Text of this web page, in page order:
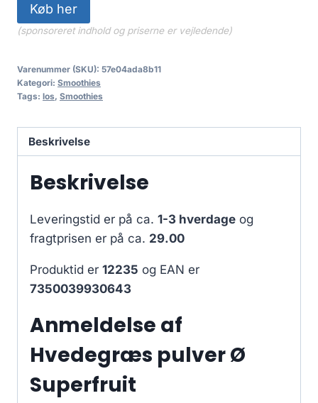
Køb her
(sponsoreret indhold og priserne er vejledende)
Varenummer (SKU): 57e04ada8b11
Kategori: Smoothies
Tags: los, Smoothies
Beskrivelse
Beskrivelse
Leveringstid er på ca. 1-3 hverdage og
fragtprisen er på ca. 29.00
Produktid er 12235 og EAN er
7350039930643
Anmeldelse af
Hvedegræs pulver Ø
Superfruit